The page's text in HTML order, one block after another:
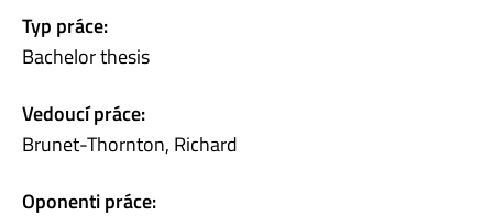
Typ práce:
Bachelor thesis
Vedoucí práce:
Brunet-Thornton, Richard
Oponenti práce: